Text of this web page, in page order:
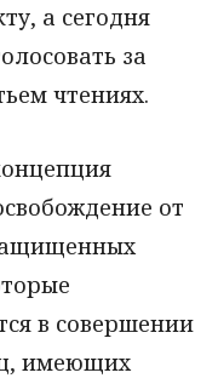
а сегодня
за
чтениях.
от
в совершении
имеющих